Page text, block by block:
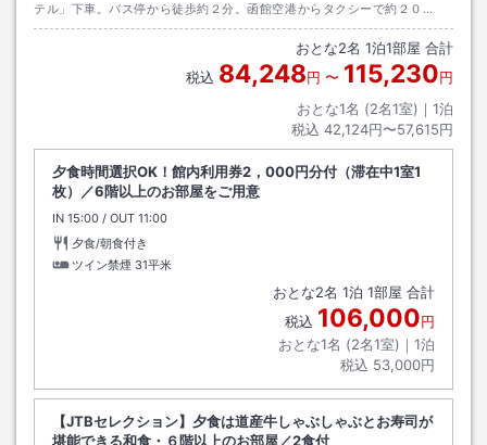
テル」下車。バス停から徒歩約２分。函館空港からタクシーで約２０
分・・・料金約３，０００円
おとな2名 1泊1部屋 合計
税込 84,248円 〜 115,230円
おとな1名 (2名1室)｜ 1泊
税込 42,124円〜57,615円
夕食時間選択OK！館内利用券2，000円分付（滞在中1室1
枚）／6階以上のお部屋をご用意
IN チェックイン
15:00 / OUT チェックアウト
11:00
夕食/朝食付き
ツイン禁煙 31平米
おとな2名 1泊 1部屋 合計
税込 106,000円
おとな1名 (2名1室)｜ 1泊
税込 53,000円
【JTBセレクション】夕食は道産牛しゃぶしゃぶとお寿司が
堪能できる和食・６階以上のお部屋／2食付